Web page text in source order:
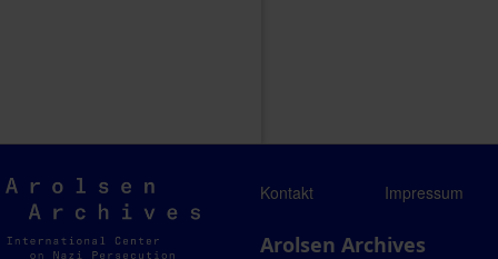
Arolsen
Archives
Kontakt Impressum
Arolsen Archives